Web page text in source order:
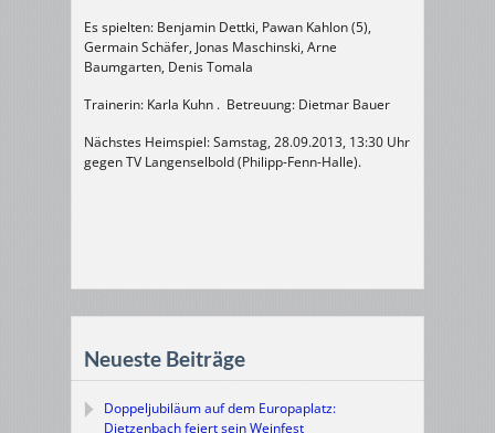
Es spielten: Benjamin Dettki, Pawan Kahlon (5),
Germain Schäfer, Jonas Maschinski, Arne
Baumgarten, Denis Tomala
Trainerin: Karla Kuhn . Betreuung: Dietmar Bauer
Nächstes Heimspiel: Samstag, 28.09.2013, 13:30 Uhr
gegen TV Langenselbold (Philipp-Fenn-Halle).
Neueste Beiträge
Doppeljubiläum auf dem Europaplatz:
Dietzenbach feiert sein Weinfest